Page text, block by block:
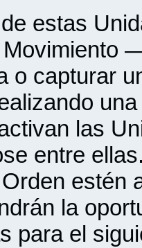
estas
o capturar
las
entre
estén
la
para el